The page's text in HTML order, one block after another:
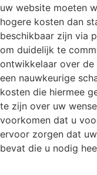
uw website moeten
hogere kosten dan
beschikbaar zijn via
om duidelijk te
ontwikkelaar over
een nauwkeurige
kosten die hiermee
te zijn over uw
voorkomen dat u
ervoor zorgen dat
bevat die u nodig